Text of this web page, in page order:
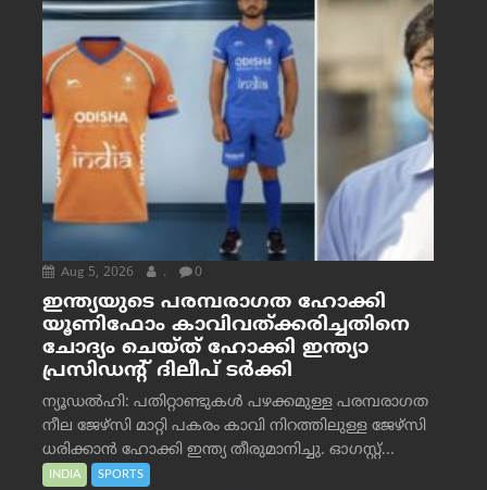
Aug 5, 2026 . 0
ഇന്ത്യയുടെ പരമ്പരാഗത ഹോക്കി
യൂണിഫോം കാവിവത്ക്കരിച്ചതിനെ
ചോദ്യം ചെയ്ത് ഹോക്കി ഇന്ത്യാ
പ്രസിഡന്റ് ദിലീപ് ടര്‍ക്കി
ന്യൂഡൽഹി: പതിറ്റാണ്ടുകൾ പഴക്കമുള്ള പരമ്പരാഗത
നീല ജേഴ്‌സി മാറ്റി പകരം കാവി നിറത്തിലുള്ള ജേഴ്‌സി
ധരിക്കാൻ ഹോക്കി ഇന്ത്യ തീരുമാനിച്ചു. ഓഗസ്റ്റ്...
INDIA SPORTS